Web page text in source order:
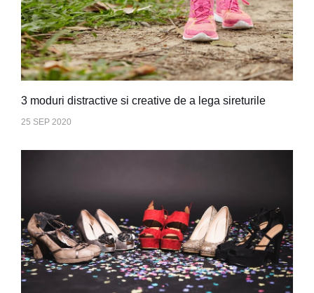
3 moduri distractive si creative de a lega sireturile
25 SEP 2020